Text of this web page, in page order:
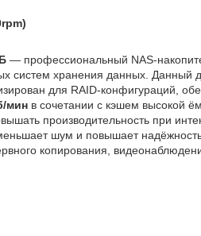
— профессиональный
систем хранения данных. Данный
для RAID‑конфигураций,
мин в сочетании с кэшем высокой
производительность при
шум и повышает
копирования,